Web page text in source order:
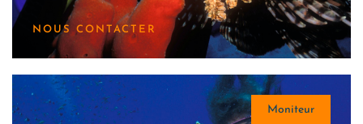
NOUS CONTACTER
Moniteur